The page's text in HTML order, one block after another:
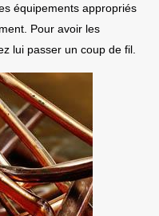
équipements appropriés
Pour avoir les
lui passer un coup de fil.